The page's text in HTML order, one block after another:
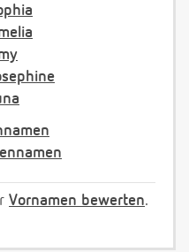
Vornamen bewerten.